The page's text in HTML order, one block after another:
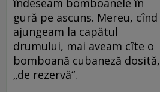
îndeseam bomboanele în
gură pe ascuns. Mereu, cînd
ajungeam la capătul
drumului, mai aveam cîte o
bomboană cubaneză dosită,
„de rezervă“.